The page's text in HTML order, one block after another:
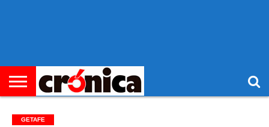
GETAFE